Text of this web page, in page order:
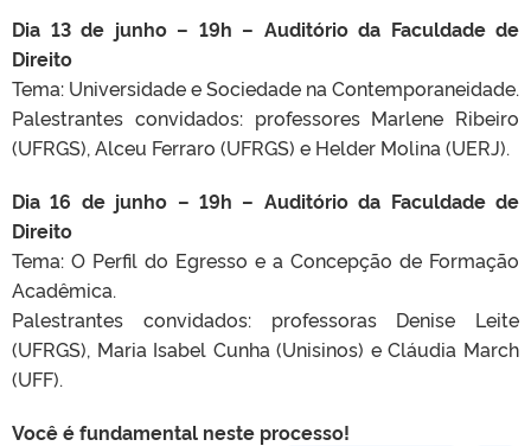
Dia 13 de junho – 19h – Auditório da Faculdade de
Direito
Tema: Universidade e Sociedade na Contemporaneidade.
Palestrantes convidados: professores Marlene Ribeiro
(UFRGS), Alceu Ferraro (UFRGS) e Helder Molina (UERJ).
Dia 16 de junho – 19h – Auditório da Faculdade de
Direito
Tema: O Perfil do Egresso e a Concepção de Formação
Acadêmica.
Palestrantes convidados: professoras Denise Leite
(UFRGS), Maria Isabel Cunha (Unisinos) e Cláudia March
(UFF).
Você é fundamental neste processo!